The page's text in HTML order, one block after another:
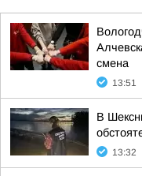
смена
13:51
В
13:32